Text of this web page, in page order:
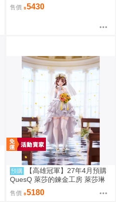
售價 5430
預購
【高雄冠軍】27年4月預購
QuesQ 萊莎的鍊金工房 萊莎琳
斯托特 婚紗禮服Ver 1/7 免訂金1
111
售價 5180